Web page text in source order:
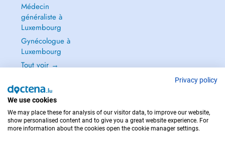
Médecin
généraliste à
Luxembourg
Gynécologue à
Luxembourg
Tout voir →
POUR LES URGENCES, CONSULTEZ : 112
Copyright © 2026 - DOCTENA S.A. 42, Rue de la Vallée, L-2661 Luxembourg
Privacy policy
We use cookies
We may place these for analysis of our visitor data, to improve our website,
show personalised content and to give you a great website experience. For
more information about the cookies open the cookie manager settings.